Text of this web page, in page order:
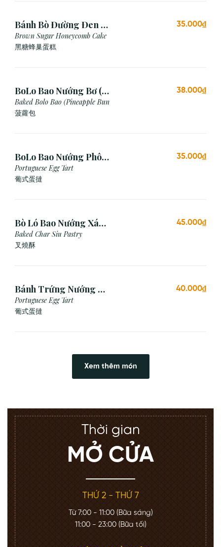
Bánh Bò Đường Đen (1
Cái)
Brown Sugar Honeycomb Cake
黑糖蜂巢蛋糕
35.000₫
BoLo Bao Nướng Bơ (1
Cái)
Baked Bolo Bao (Pineapple Bun
菠蘿包
38.000₫
BoLo Bao Nướng Phô
Mai (1 Cái)
Portuguese Egg Tart
葡式蛋撻
35.000₫
Bò Ló Bao Nướng Xá
Xíu (1 Cái)
Baked Char Siu Pastry
叉燒酥
45.000₫
Bánh Trứng Nướng Bồ
Đào Nha (2 Cái)
Portuguese Egg Tart
葡式蛋撻
40.000₫
Xem thêm món
Thời gian
MỞ CỬA
THỨ 2 - THỨ 7
Từ 7:00 - 11:00 (Bữa sáng)
11:00 - 23:00 (Bữa tối)